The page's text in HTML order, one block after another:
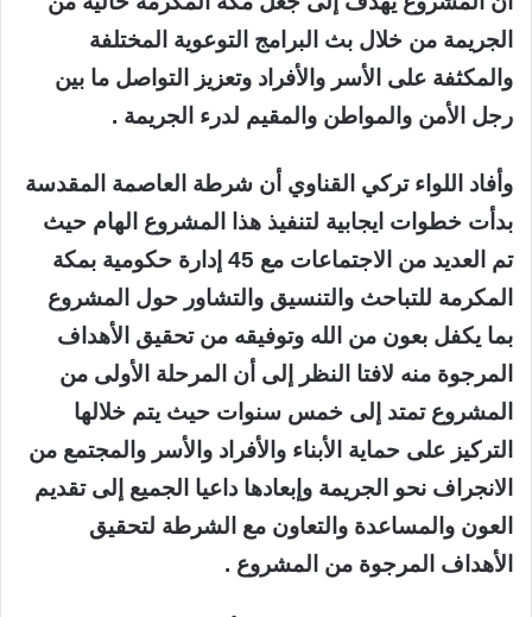
الجريمة من خلال بث البرامج التوعوية المختلفة
والمكثفة على الأسر والأفراد وتعزيز التواصل ما بين
رجل الأمن والمواطن والمقيم لدرء الجريمة .
وأفاد اللواء تركي القناوي أن شرطة العاصمة المقدسة
بدأت خطوات ايجابية لتنفيذ هذا المشروع الهام حيث
تم العديد من الاجتماعات مع 45 إدارة حكومية بمكة
المكرمة للتباحث والتنسيق والتشاور حول المشروع
بما يكفل بعون من الله وتوفيقه من تحقيق الأهداف
المرجوة منه لافتا النظر إلى أن المرحلة الأولى من
المشروع تمتد إلى خمس سنوات حيث يتم خلالها
التركيز على حماية الأبناء والأفراد والأسر والمجتمع من
الانجراف نحو الجريمة وإبعادها داعيا الجميع إلى تقديم
العون والمساعدة والتعاون مع الشرطة لتحقيق
الأهداف المرجوة من المشروع .